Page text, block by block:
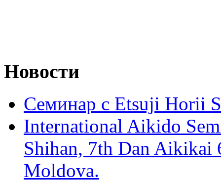
Новости
Семинар с Etsuji Horii
International Aikido
Shihan, 7th Dan
Moldova.